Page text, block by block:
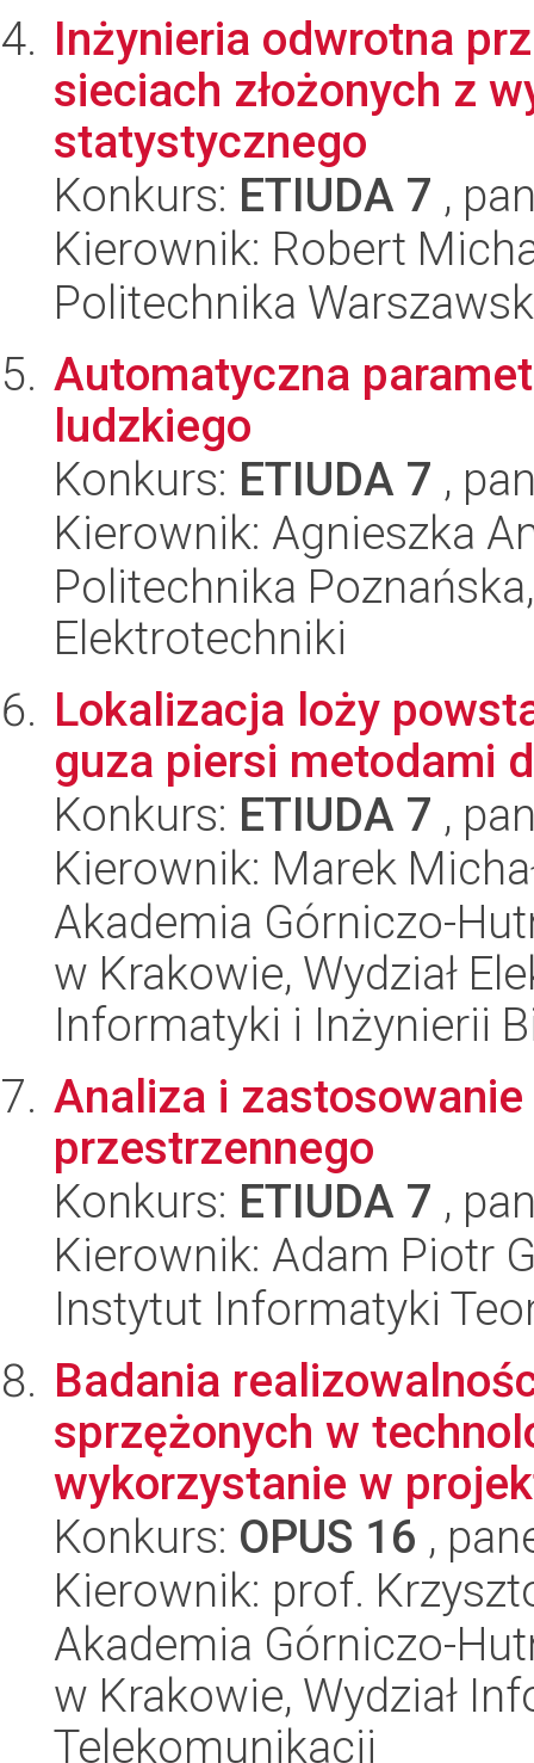
Inżynieria odwrotna
sieciach złożonych z
statystycznego
Konkurs: ETIUDA 7 ,
Kierownik: Robert
Politechnika
Automatyczna
ludzkiego
Konkurs: ETIUDA 7 ,
Kierownik: Agnieszka
Politechnika
Elektrotechniki
Lokalizacja loży
guza piersi metodami
Konkurs: ETIUDA 7 ,
Kierownik: Marek
Akademia Górniczo-
w Krakowie, Wydział
Informatyki i Inżynierii
Analiza i
przestrzennego
Konkurs: ETIUDA 7 ,
Kierownik: Adam Piotr
Instytut Informatyki
Badania
sprzężonych w
wykorzystanie w
Konkurs: OPUS 16 ,
Kierownik: prof.
Akademia Górniczo-
w Krakowie, Wydział
Telekomunikacji